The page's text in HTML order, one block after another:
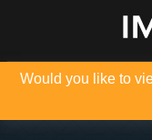
Would you like to